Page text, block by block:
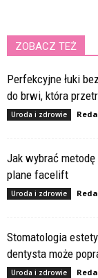
ZOBACZ TEŻ
Perfekcyjne łuki
do brwi, która
Uroda i zdrowie
Jak wybrać
plane facelift
Uroda i zdrowie
Stomatologia
dentysta może
Uroda i zdrowie